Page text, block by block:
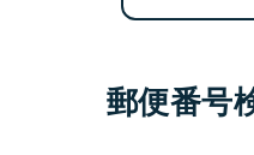
郵便番号